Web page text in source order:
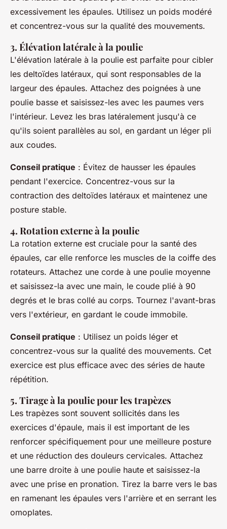
excessivement les épaules. Utilisez un poids modéré
et concentrez-vous sur la qualité des mouvements.
3. Élévation latérale à la poulie
L'élévation latérale à la poulie est parfaite pour cibler
les deltoïdes latéraux, qui sont responsables de la
largeur des épaules. Attachez des poignées à une
poulie basse et saisissez-les avec les paumes vers
l'intérieur. Levez les bras latéralement jusqu'à ce
qu'ils soient parallèles au sol, en gardant un léger pli
aux coudes.
Conseil pratique : Évitez de hausser les épaules
pendant l'exercice. Concentrez-vous sur la
contraction des deltoïdes latéraux et maintenez une
posture stable.
4. Rotation externe à la poulie
La rotation externe est cruciale pour la santé des
épaules, car elle renforce les muscles de la coiffe des
rotateurs. Attachez une corde à une poulie moyenne
et saisissez-la avec une main, le coude plié à 90
degrés et le bras collé au corps. Tournez l'avant-bras
vers l'extérieur, en gardant le coude immobile.
Conseil pratique : Utilisez un poids léger et
concentrez-vous sur la qualité des mouvements. Cet
exercice est plus efficace avec des séries de haute
répétition.
5. Tirage à la poulie pour les trapèzes
Les trapèzes sont souvent sollicités dans les
exercices d'épaule, mais il est important de les
renforcer spécifiquement pour une meilleure posture
et une réduction des douleurs cervicales. Attachez
une barre droite à une poulie haute et saisissez-la
avec une prise en pronation. Tirez la barre vers le bas
en ramenant les épaules vers l'arrière et en serrant les
omoplates.